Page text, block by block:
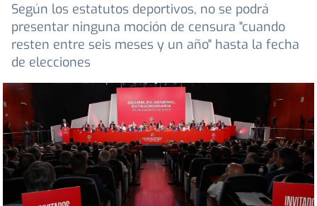
Según los estatutos deportivos, no se podrá
presentar ninguna moción de censura "cuando
resten entre seis meses y un año" hasta la fecha
de elecciones